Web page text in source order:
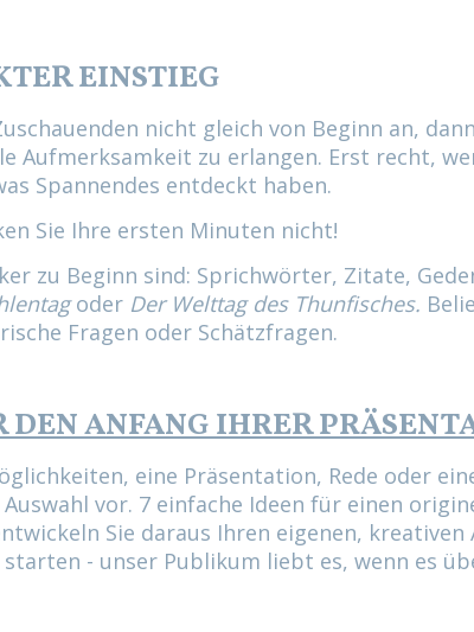
EINSTIEG
nicht gleich von Beginn an,
Aufmerksamkeit zu erlangen. Erst recht,
Spannendes entdeckt haben.
Sie Ihre ersten Minuten nicht!
zu Beginn sind: Sprichwörter, Zitate,
oder Der Welttag des Thunfisches.
Fragen oder Schätzfragen.
DEN ANFANG IHRER
eine Präsentation, Rede oder
vor. 7 einfache Ideen für einen
Sie daraus Ihren eigenen, kreativen
- unser Publikum liebt es, wenn es